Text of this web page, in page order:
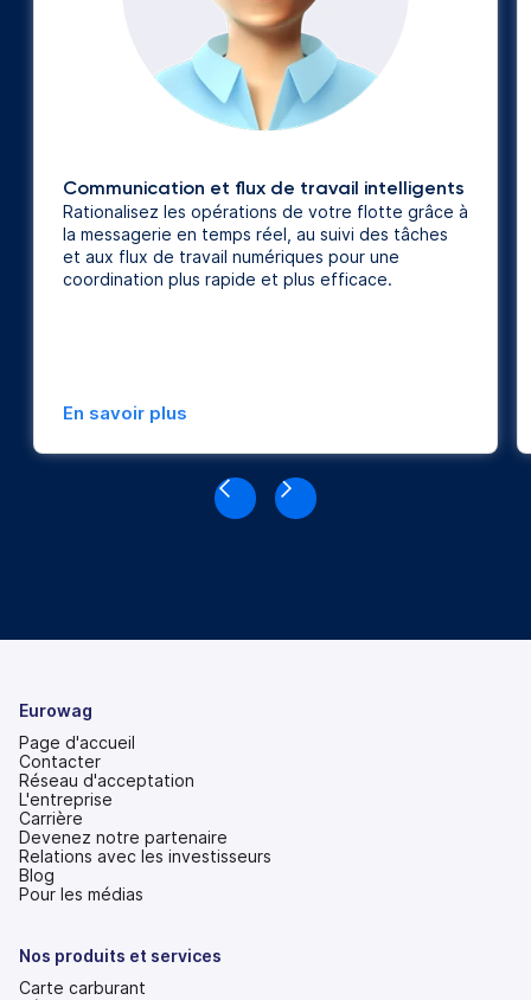
Communication et flux de travail intelligents
Rationalisez les opérations de votre flotte grâce à
la messagerie en temps réel, au suivi des tâches
et aux flux de travail numériques pour une
coordination plus rapide et plus efficace.
En savoir plus
Eurowag
Page d'accueil
Contacter
Réseau d'acceptation
L'entreprise
Carrière
Devenez notre partenaire
Relations avec les investisseurs
(s'ouvre
dans
onglet)
Blog
Pour les médias
Nos produits et services
Carte carburant